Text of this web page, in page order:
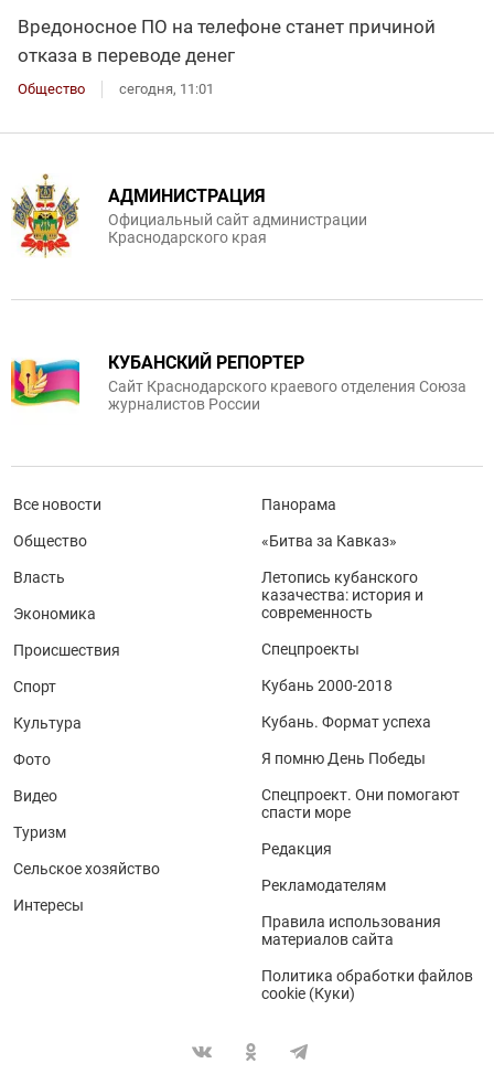
Вредоносное ПО на телефоне станет причиной
отказа в переводе денег
Общество сегодня, 11:01
АДМИНИСТРАЦИЯ
Официальный сайт администрации
Краснодарского края
КУБАНСКИЙ РЕПОРТЕР
Сайт Краснодарского краевого отделения Союза
журналистов России
Все новости
Общество
Власть
Экономика
Происшествия
Спорт
Культура
Фото
Видео
Туризм
Сельское хозяйство
Интересы
Панорама
«Битва за Кавказ»
Летопись кубанского
казачества: история и
современность
Спецпроекты
Кубань 2000-2018
Кубань. Формат успеха
Я помню День Победы
Спецпроект. Они помогают
спасти море
Редакция
Рекламодателям
Правила использования
материалов сайта
Политика обработки файлов
cookie (Куки)